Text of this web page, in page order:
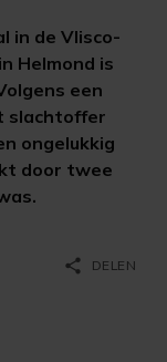
in de Vlisco-
Helmond is
een
slachtoffer
ongelukkig
door twee
share DELEN